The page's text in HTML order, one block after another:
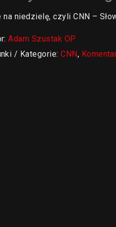
na niedzielę, czyli CNN –
Adam Szustak OP
/ Kategorie:CNN,